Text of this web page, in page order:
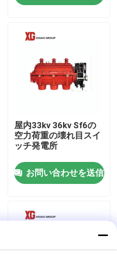
屋内33kv 36kv Sf6の
空力荷重の壊れ目スイ
ッチ発電所
お問い合わせを送信